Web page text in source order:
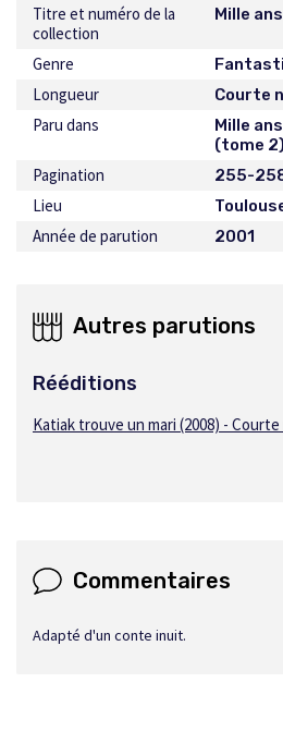
Titre et numéro de la
collection
Mille
Genre
Longueur Courte
Paru dans
Mille
(tome 2)
Pagination 255-
Lieu
Année de parution 2001
Autres parutions
Rééditions
Katiak trouve un mari (2008) -
Commentaires
Adapté d'un conte inuit.